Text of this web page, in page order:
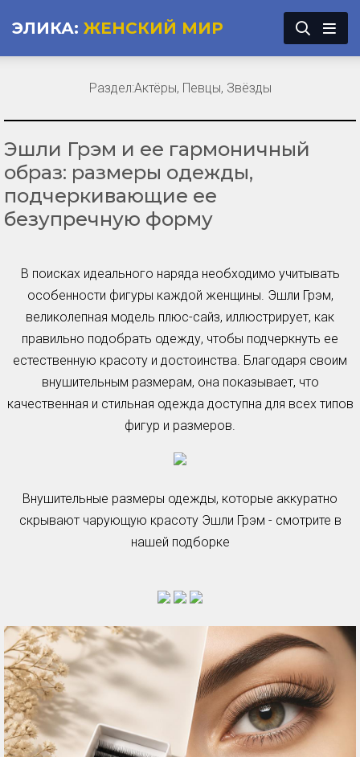
ЭЛИКА: ЖЕНСКИЙ МИР
Эшли Грэм и ее гармоничный
образ: размеры одежды,
подчеркивающие ее
безупречную форму
В поисках идеального наряда необходимо учитывать
особенности фигуры каждой женщины. Эшли Грэм,
великолепная модель плюс-сайз, иллюстрирует, как
правильно подобрать одежду, чтобы подчеркнуть ее
естественную красоту и достоинства. Благодаря своим
внушительным размерам, она показывает, что
качественная и стильная одежда доступна для всех типов
фигур и размеров.
Внушительные размеры одежды, которые аккуратно
скрывают чарующую красоту Эшли Грэм - смотрите в
нашей подборке
Раздел:Актёры, Певцы, Звёзды